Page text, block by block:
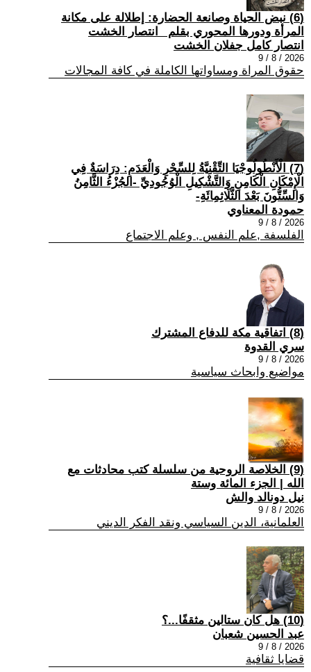
(6) نبض الحياة وصانعة الحضارة: إطلالة على مكانة
المرأة ودورها المحوري بقلم _انتصار الخشت
انتصار كامل جفلان الخشت
2026 / 8 / 9
حقوق المراة ومساواتها الكاملة في كافة المجالات
(7) الْأَنْطُولُوجْيَا التِّقْنِيَّةُ لِلسِّحْرِ وَالْعَدَمِ: دِرَاسَةٌ فِي
الْإِمْكَانِ الْكَامِنِ وَالتَّشْكِيلِ الْوُجُودِيِّ -الجُزْءُ الثَّامِنُ
وَالسِّتُّونَ بَعْدَ الثَّلَاثِمِائَةِ-
حمودة المعناوي
2026 / 8 / 9
الفلسفة ,علم النفس , وعلم الاجتماع
(8) اتفاقية مكة للدفاع المشترك
سري القدوة
2026 / 8 / 9
مواضيع وابحاث سياسية
(9) الخلاصة الروحية من سلسلة كتب محادثات مع
الله | الجزء المائة وستة
نيل دونالد والش
2026 / 8 / 9
العلمانية، الدين السياسي ونقد الفكر الديني
(10) هل كان ستالين مثقفًا...؟
عبد الحسين شعبان
2026 / 8 / 9
قضايا ثقافية